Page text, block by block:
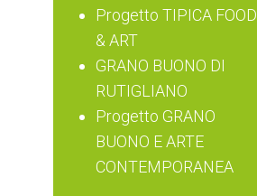
Progetto TIPICA FOOD
& ART
GRANO BUONO DI
RUTIGLIANO
Progetto GRANO
BUONO E ARTE
CONTEMPORANEA